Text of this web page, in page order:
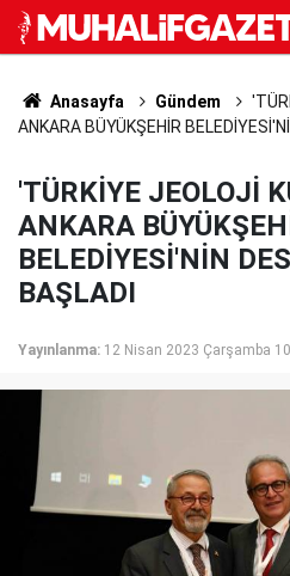
Anasayfa Gündem
ANKARA BÜYÜKŞEHİR
'TÜRKİYE JEOLOJİ
ANKARA
BELEDİYESİ'NİN
BAŞLADI
Yayınlanma: 12 Nisan 2023 Çarşamba